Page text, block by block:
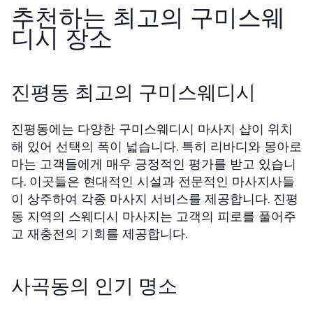
추천하는 최고의 구미스웨
디시 장소
진평동 최고의 구미스웨디시
진평동에는 다양한 구미스웨디시 마사지 샵이 위치
해 있어 선택의 폭이 넓습니다. 특히 리바디와 몽아로
마는 고객들에게 매우 긍정적인 평가를 받고 있습니
다. 이곳들은 현대적인 시설과 전문적인 마사지사들
이 상주하여 각종 마사지 서비스를 제공합니다. 진평
동 지역의 스웨디시 마사지는 고객의 피로를 풀어주
고 재충전의 기회를 제공합니다.
사곡동의 인기 명소